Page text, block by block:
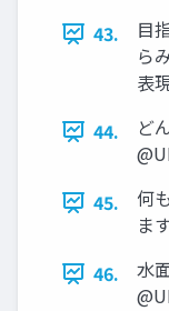
43.
目
ら
表
44.
ど
45.
何
ま
46.
水